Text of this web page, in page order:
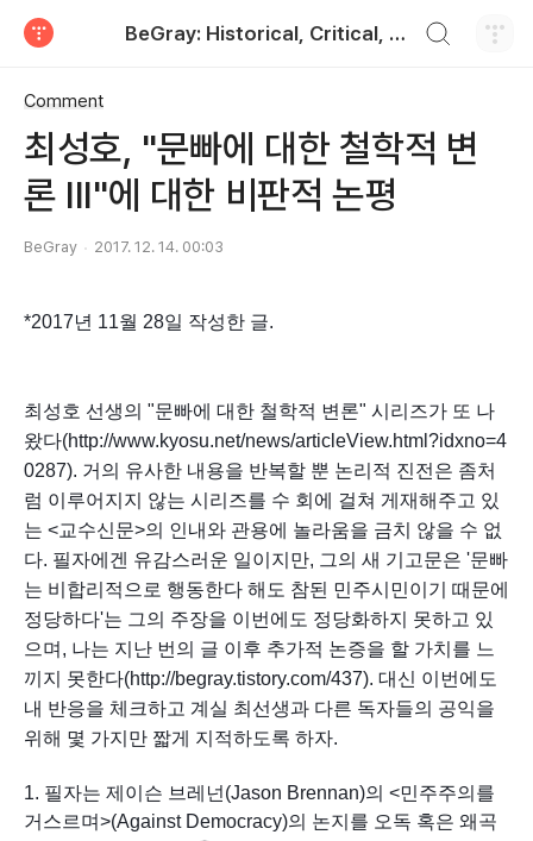
BeGray: Historical, Critical, and Practical
Comment
최성호, "문빠에 대한 철학적 변
론 III"에 대한 비판적 논평
BeGray 2017. 12. 14. 00:03
*2017년 11월 28일 작성한 글.
최성호 선생의 "문빠에 대한 철학적 변론" 시리즈가 또 나
왔다(http://www.kyosu.net/news/articleView.html?idxno=4
0287). 거의 유사한 내용을 반복할 뿐 논리적 진전은 좀처
럼 이루어지지 않는 시리즈를 수 회에 걸쳐 게재해주고 있
는 <교수신문>의 인내와 관용에 놀라움을 금치 않을 수 없
다. 필자에겐 유감스러운 일이지만, 그의 새 기고문은 '문빠
는 비합리적으로 행동한다 해도 참된 민주시민이기 때문에
정당하다'는 그의 주장을 이번에도 정당화하지 못하고 있
으며, 나는 지난 번의 글 이후 추가적 논증을 할 가치를 느
끼지 못한다(http://begray.tistory.com/437). 대신 이번에도
내 반응을 체크하고 계실 최선생과 다른 독자들의 공익을
위해 몇 가지만 짧게 지적하도록 하자.
1. 필자는 제이슨 브레넌(Jason Brennan)의 <민주주의를
거스르며>(Against Democracy)의 논지를 오독 혹은 왜곡